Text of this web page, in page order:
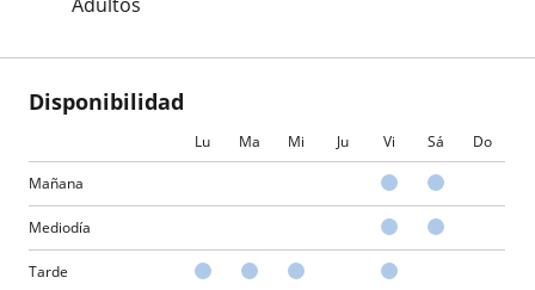
Disponibilidad
Lu Ma Mi Ju Vi Sá Do
Mañana
Mediodía
Tarde